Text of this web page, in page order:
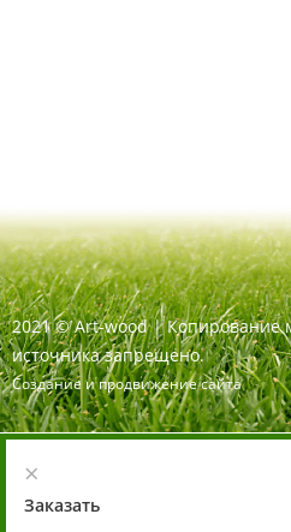
2021 ©Art-wood |Копирование
источника запрещено.
Создание и продвижение сайта
×
Заказать